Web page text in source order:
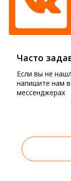
Часто
Если вы не
напишите нам
мессенджерах